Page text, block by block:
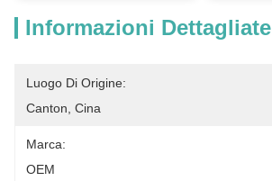
Informazioni Dettagliate
Luogo Di Origine:
Canton, Cina
Marca:
OEM